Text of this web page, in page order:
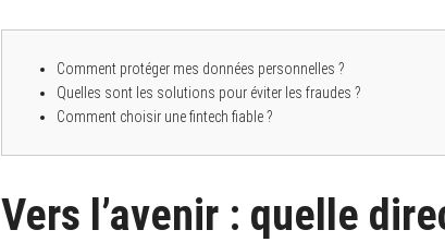
Comment protéger mes données personnelles ?
Quelles sont les solutions pour éviter les fraudes ?
Comment choisir une fintech fiable ?
Vers l’avenir : quelle